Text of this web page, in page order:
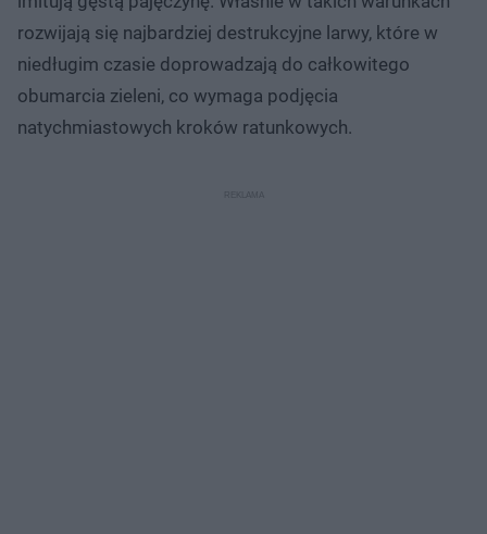
rozwijają się najbardziej destrukcyjne larwy, które w
niedługim czasie doprowadzają do całkowitego
obumarcia zieleni, co wymaga podjęcia
natychmiastowych kroków ratunkowych.